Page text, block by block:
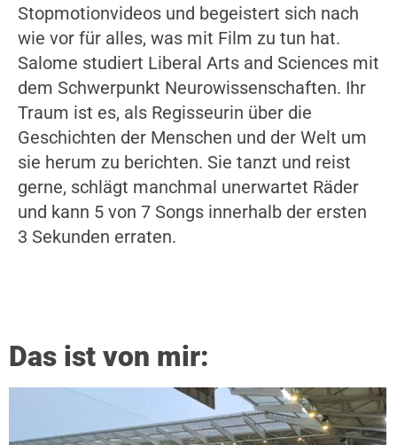
Stopmotionvideos und begeistert sich nach
wie vor für alles, was mit Film zu tun hat.
Salome studiert Liberal Arts and Sciences mit
dem Schwerpunkt Neurowissenschaften. Ihr
Traum ist es, als Regisseurin über die
Geschichten der Menschen und der Welt um
sie herum zu berichten. Sie tanzt und reist
gerne, schlägt manchmal unerwartet Räder
und kann 5 von 7 Songs innerhalb der ersten
3 Sekunden erraten.
Das ist von mir: